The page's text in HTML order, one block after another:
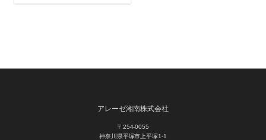
アレーゼ湘南株式会社
〒254-0055
神奈川県平塚市上平塚1-1